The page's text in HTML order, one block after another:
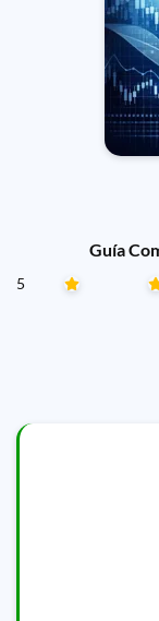
Guía
5